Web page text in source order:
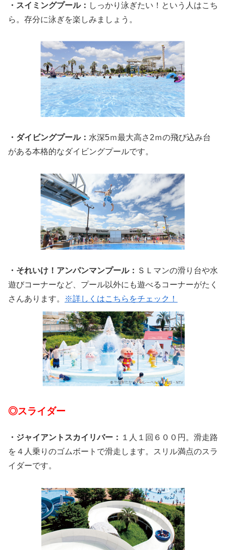
・スイミングプール： しっかり泳ぎたい！という人はこち
ら。存分に泳ぎを楽しみましょう。
・ダイビングプール： 水深5ｍ最大高さ2ｍの飛び込み台
がある本格的なダイビングプールです。
・それいけ！アンパンマンプール： ＳＬマンの滑り台や水
遊びコーナーなど、プール以外にも遊べるコーナーがたく
さんあります。
※詳しくはこちらをチェック！
◎スライダー
・ジャイアントスカイリバー： １人１回６００円。滑走路
を４人乗りのゴムボートで滑走します。スリル満点のスラ
イダーです。